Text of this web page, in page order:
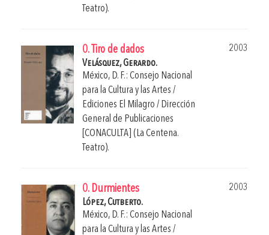
Teatro).
0. Tiro de dados
2003
Velásquez, Gerardo.
México, D. F.: Consejo Nacional
para la Cultura y las Artes /
Ediciones El Milagro / Dirección
General de Publicaciones
[CONACULTA] (La Centena.
Teatro).
0. Durmientes
2003
López, Cutberto.
México, D. F.: Consejo Nacional
para la Cultura y las Artes /